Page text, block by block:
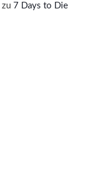
zu7 Days to Die